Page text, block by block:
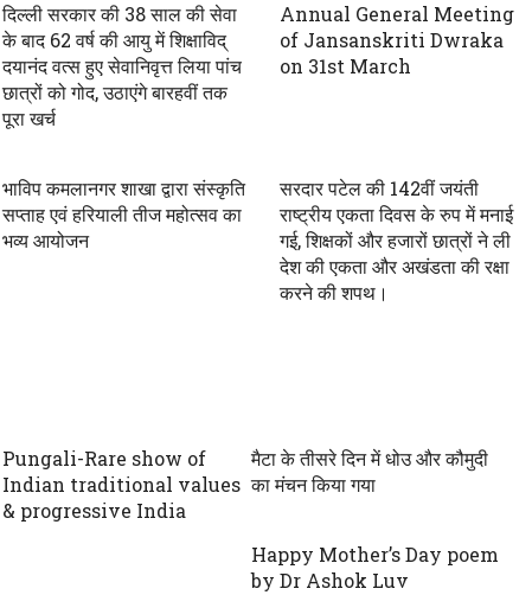
दिल्ली सरकार की 38 साल की सेवा
के बाद 62 वर्ष की आयु में शिक्षाविद्
दयानंद वत्स हुए सेवानिवृत्त लिया पांच
छात्रों को गोद, उठाएंगे बारहवीं तक
पूरा खर्च
Annual General Meeting
of Jansanskriti Dwraka
on 31st March
भाविप कमलानगर शाखा द्वारा संस्कृति
सप्ताह एवं हरियाली तीज महोत्सव का
भव्य आयोजन
सरदार पटेल की 142वीं जयंती
राष्ट्रीय एकता दिवस के रुप में मनाई
गई, शिक्षकों और हजारों छात्रों ने ली
देश की एकता और अखंडता की रक्षा
करने की शपथ।
Pungali-Rare show of
Indian traditional values
& progressive India
मैटा के तीसरे दिन में धोउ और कौमुदी
का मंचन किया गया
Happy Mother’s Day poem
by Dr Ashok Luv